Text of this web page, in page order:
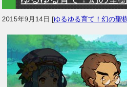
2015年9月14日 [ゆるゆる育て！幻の聖